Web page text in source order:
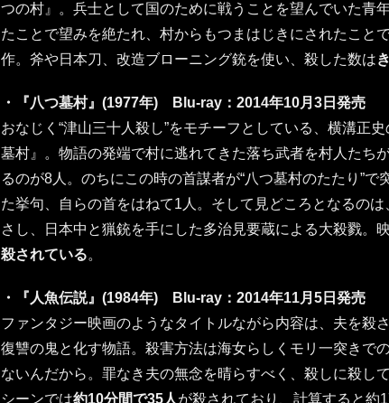
つの村』。兵士として国のために戦うことを望んでいた青
たことで望みを絶たれ、村からもつまはじきにされたこと
作。斧や日本刀、改造ブローニング銃を使い、殺した数は
・『八つ墓村』(1977年) Blu-ray：2014年10月3日発売
おなじく“津山三十人殺し”をモチーフとしている、横溝正
墓村』。物語の発端で村に逃れてきた落ち武者を村人たち
るのが8人。のちにこの時の首謀者が“八つ墓村のたたり”で
た挙句、自らの首をはねて1人。そして見どころとなるの
さし、日本中と猟銃を手にした多治見要蔵による大殺戮。
殺されている。
・『人魚伝説』(1984年) Blu-ray：2014年11月5日発売
ファンタジー映画のようなタイトルながら内容は、夫を殺
復讐の鬼と化す物語。殺害方法は海女らしくモリ一突きで
ないんだから。罪なき夫の無念を晴らすべく、殺しに殺
シーンでは約10分間で35人が殺されており、計算すると約